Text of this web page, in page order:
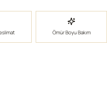
Ömür Boyu Bakım